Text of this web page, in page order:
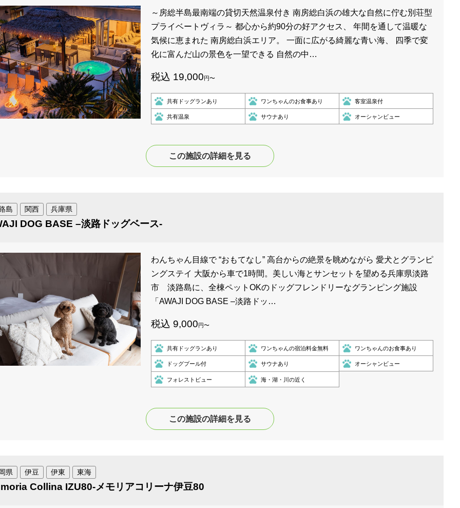
～房総半島最南端の貸切天然温泉付き 南房総白浜の雄大な自然に佇む別荘型
プライベートヴィラ～ 都心から約90分の好アクセス、 年間を通して温暖な
気候に恵まれた 南房総白浜エリア。 一面に広がる綺麗な青い海、 四季で変
化に富んだ山の景色を一望できる 自然の中…
税込 19,000円〜
共有ドッグランあり ワンちゃんのお食事あり 客室温泉付
共有温泉 サウナあり オーシャンビュー
この施設の詳細を見る
関西 兵庫県
島
DOG BASE –淡路ドッグベース-
わんちゃん目線で “おもてなし” 高台からの絶景を眺めながら 愛犬とグランピ
ングステイ 大阪から車で1時間。美しい海とサンセットを望める兵庫県淡路
市 淡路島に、全棟ペットOKのドッグフレンドリーなグランピング施設
「AWAJI DOG BASE –淡路ドッ…
税込 9,000円〜
共有ドッグランあり ワンちゃんの宿泊料金無料 ワンちゃんのお食事あり
ドッグプール付 サウナあり オーシャンビュー
フォレストビュー 海・湖・川の近く
この施設の詳細を見る
伊東 東海
県 伊豆
Collina IZU80-メモリアコリーナ伊豆80